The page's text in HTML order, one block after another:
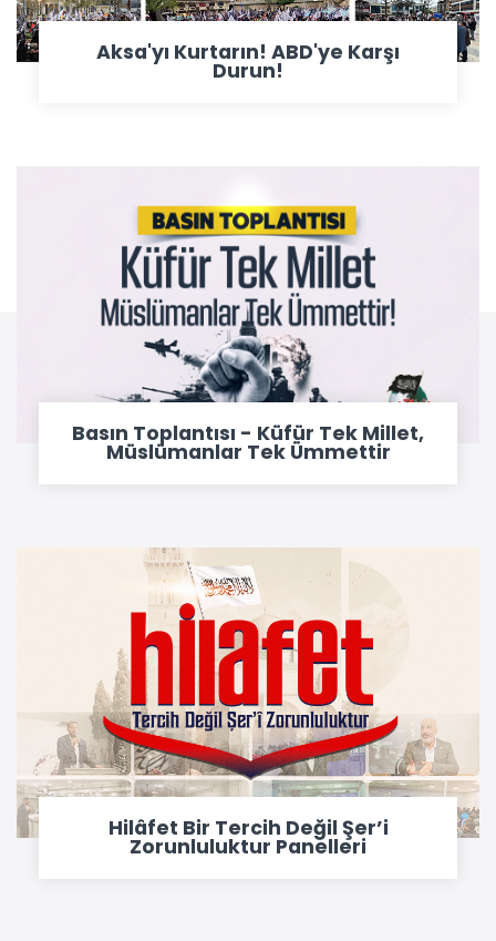
Aksa'yı Kurtarın! ABD'ye Karşı
Durun!
Basın Toplantısı - Küfür Tek Millet,
Müslümanlar Tek Ümmettir
Hilâfet Bir Tercih Değil Şer’i
Zorunluluktur Panelleri